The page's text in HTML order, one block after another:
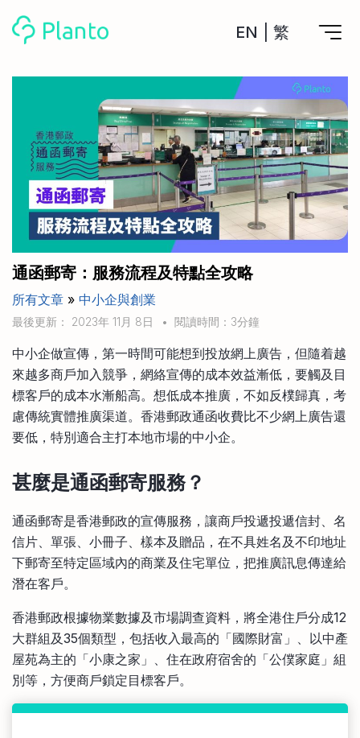
EN 繁
計劃買樓
計劃買樓第一步
全功能記賬
管理及分析所有戶口
管理MPF戶口
一次過管理所有強積金戶口
申請清卡數/私人貸款
CreFIT x Planto推廣優惠
工具
私人貸款
年利率/APR/年息比較
投資戶口 (美股)
比較最抵美股投資戶口
投資戶口 (港股)
比較最抵港股投資戶口
比較最抵Crypto交易所
月供股票計劃
定期存款
比較定存利率
信用卡
比較各種最優惠信用卡
關於我們
Academy
Marketplace
其他網站
手機App與理財資訊
商業解決方案
企業服務
通函郵寄：服務流程及特點全攻略
所有文章 » 中小企與創業
最後更新： 2023年 11月 8日 • 閱讀時間：3分鐘
中小企做宣傳，第一時間可能想到投放網上廣告，但隨着越
來越多商戶加入競爭，網絡宣傳的成本效益漸低，要觸及目
標客戶的成本水漸船高。想低成本推廣，不如反樸歸真，考
慮傳統實體推廣渠道。香港郵政通函收費比不少網上廣告還
要低，特別適合主打本地市場的中小企。
甚麼是通函郵寄服務？
通函郵寄是香港郵政的宣傳服務，讓商戶投遞投遞信封、名
信片、單張、小冊子、樣本及贈品，在不具姓名及不印地址
下郵寄至特定區域內的商業及住宅單位，把推廣訊息傳達給
潛在客戶。
香港郵政根據物業數據及市場調查資料，將全港住戶分成12
大群組及35個類型，包括收入最高的「國際財富」、以中產
屋苑為主的「小康之家」、住在政府宿舍的「公僕家庭」組
別等，方便商戶鎖定目標客戶。